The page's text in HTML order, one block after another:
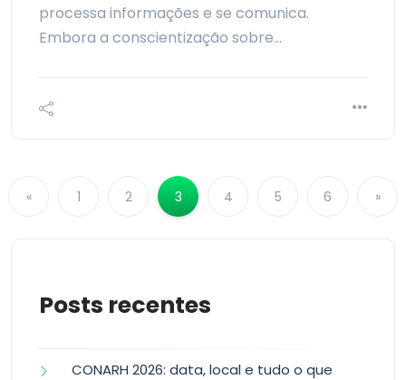
processa informações e se comunica.
Embora a conscientização sobre…
« 1 2 3 4 5 6 »
Posts recentes
CONARH 2026: data, local e tudo o que